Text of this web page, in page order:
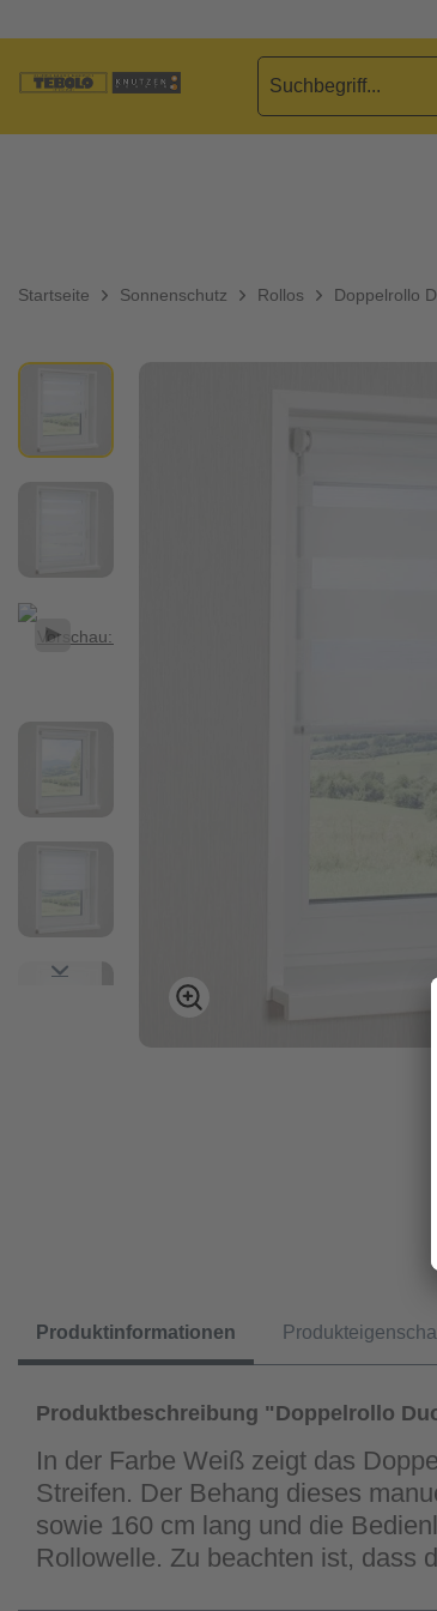
Startseite Sonnenschutz Rollos Doppelrollo
Produktinformationen
Produktbeschreibung "Doppelrollo
In der Farbe Weiß zeigt das
Streifen. Der Behang dieses
sowie 160 cm lang und die
Rollowelle. Zu beachten ist, dass